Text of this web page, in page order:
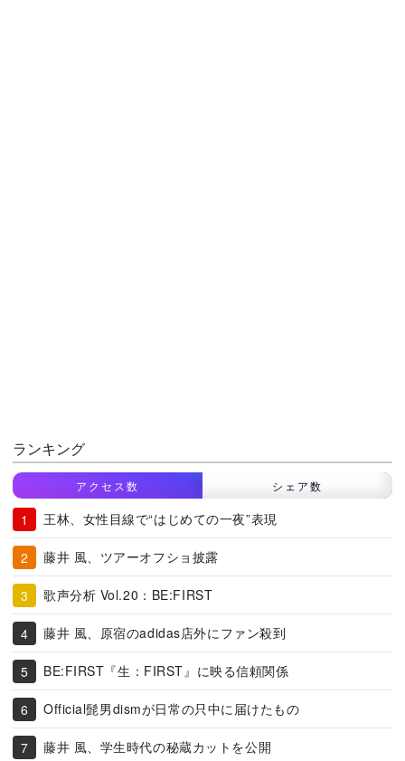
ランキング
アクセス数 シェア数
王林、女性目線で“はじめての一夜”表現
藤井 風、ツアーオフショ披露
歌声分析 Vol.20：BE:FIRST
藤井 風、原宿のadidas店外にファン殺到
BE:FIRST『生：FIRST』に映る信頼関係
Official髭男dismが日常の只中に届けたもの
藤井 風、学生時代の秘蔵カットを公開